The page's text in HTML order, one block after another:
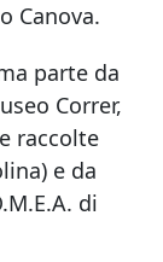
Canova.
parte da
Correr,
raccolte
e da
di